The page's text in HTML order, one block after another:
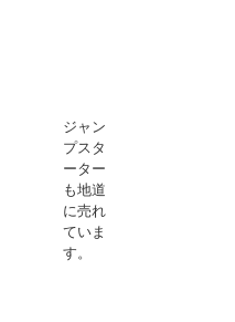
ジャン
プスタ
ーター
も地道
に売れ
ていま
す。